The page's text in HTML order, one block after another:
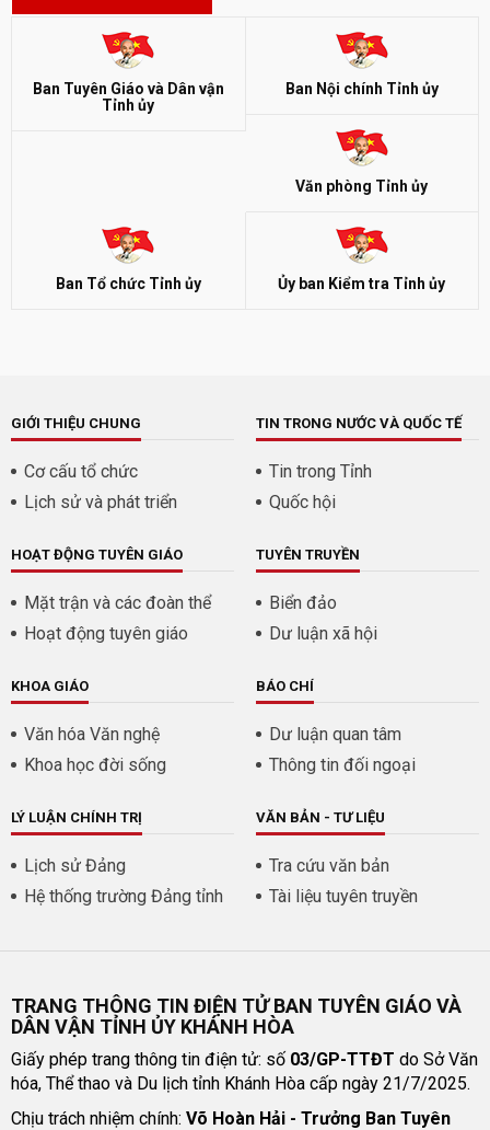
Ban Tuyên Giáo và Dân vận
Tỉnh ủy
Ban Nội chính Tỉnh ủy
Văn phòng Tỉnh ủy
Ban Tổ chức Tỉnh ủy Ủy ban Kiểm tra Tỉnh ủy
GIỚI THIỆU CHUNG
Cơ cấu tổ chức
Lịch sử và phát triển
TIN TRONG NƯỚC VÀ QUỐC TẾ
Tin trong Tỉnh
Quốc hội
HOẠT ĐỘNG TUYÊN GIÁO
Mặt trận và các đoàn thể
Hoạt động tuyên giáo
TUYÊN TRUYỀN
Biển đảo
Dư luận xã hội
KHOA GIÁO
Văn hóa Văn nghệ
Khoa học đời sống
BÁO CHÍ
Dư luận quan tâm
Thông tin đối ngoại
LÝ LUẬN CHÍNH TRỊ
Lịch sử Đảng
Hệ thống trường Đảng tỉnh
VĂN BẢN - TƯ LIỆU
Tra cứu văn bản
Tài liệu tuyên truyền
TRANG THÔNG TIN ĐIỆN TỬ BAN TUYÊN GIÁO VÀ
DÂN VẬN TỈNH ỦY KHÁNH HÒA
Giấy phép trang thông tin điện tử: số 03/GP-TTĐT do Sở Văn
hóa, Thể thao và Du lịch tỉnh Khánh Hòa cấp ngày 21/7/2025.
Chịu trách nhiệm chính: Võ Hoàn Hải - Trưởng Ban Tuyên